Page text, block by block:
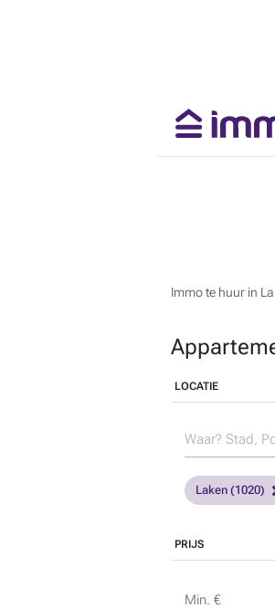
Immo te huur in
LOCATIE
Laken (1020)
PRIJS
Min. €